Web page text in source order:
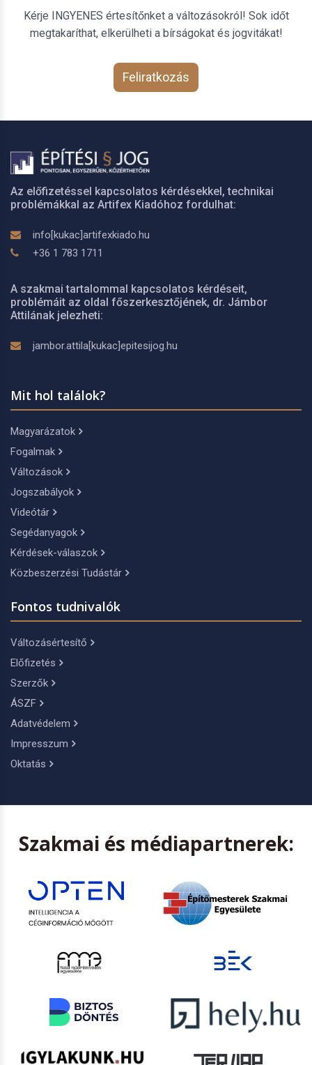
Kérje INGYENES értesítőnket a változásokról! Sok időt
megtakaríthat, elkerülheti a bírságokat és jogvitákat!
Feliratkozás
Az előfizetéssel kapcsolatos kérdésekkel, technikai
problémákkal az Artifex Kiadóhoz fordulhat:
info[kukac]artifexkiado.hu
+36 1 783 1711
A szakmai tartalommal kapcsolatos kérdéseit,
problémáit az oldal főszerkesztőjének, dr. Jámbor
Attilának jelezheti:
jambor.attila[kukac]epitesijog.hu
Mit hol találok?
Magyarázatok
Fogalmak
Változások
Jogszabályok
Videótár
Segédanyagok
Kérdések-válaszok
Közbeszerzési Tudástár
Fontos tudnivalók
Változásértesítő
Előfizetés
Szerzők
ÁSZF
Adatvédelem
Impresszum
Oktatás
Szakmai és médiapartnerek: